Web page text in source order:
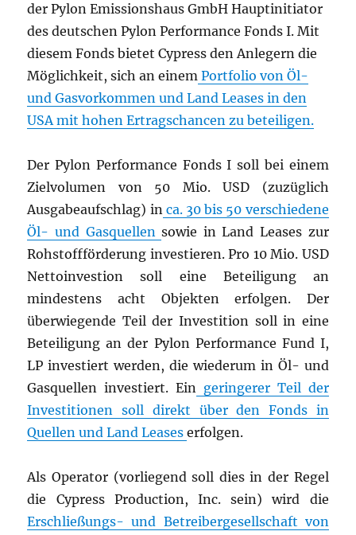
der Pylon Emissionshaus GmbH Hauptinitiator
des deutschen Pylon Performance Fonds I. Mit
diesem Fonds bietet Cypress den Anlegern die
Möglichkeit, sich an einem Portfolio von Öl-
und Gasvorkommen und Land Leases in den
USA mit hohen Ertragschancen zu beteiligen.
Der Pylon Performance Fonds I soll bei einem
Zielvolumen von 50 Mio. USD (zuzüglich
Ausgabeaufschlag) inca. 30 bis 50 verschiedene
Öl- und Gasquellensowie in Land Leases zur
Rohstoffförderung investieren. Pro 10 Mio. USD
Nettoinvestion soll eine Beteiligung an
mindestens acht Objekten erfolgen. Der
überwiegende Teil der Investition soll in eine
Beteiligung an der Pylon Performance Fund I,
LP investiert werden, die wiederum in Öl- und
Gasquellen investiert. Ein geringerer Teil der
Investitionen soll direkt über den Fonds in
Quellen und Land Leaseserfolgen.
Als Operator (vorliegend soll dies in der Regel
die Cypress Production, Inc. sein) wird die
Erschließungs- und Betreibergesellschaft von